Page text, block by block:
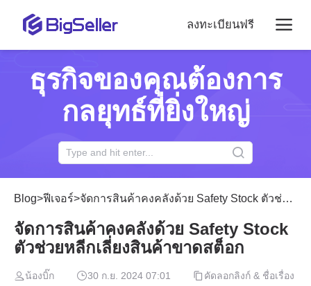
ลงทะเบียนฟรี
ธุรกิจของคุณต้องการ
กลยุทธ์ที่ยิ่งใหญ่
Blog>ฟีเจอร์>จัดการสินค้าคงคลังด้วย Safety Stock ตัวช่วยหลีกเลี่ยงสินค้าขาดสต็อก
จัดการสินค้าคงคลังด้วย Safety Stock
ตัวช่วยหลีกเลี่ยงสินค้าขาดสต็อก
น้องบิ๊ก 30 ก.ย. 2024 07:01 คัดลอกลิงก์ & ชื่อเรื่อง